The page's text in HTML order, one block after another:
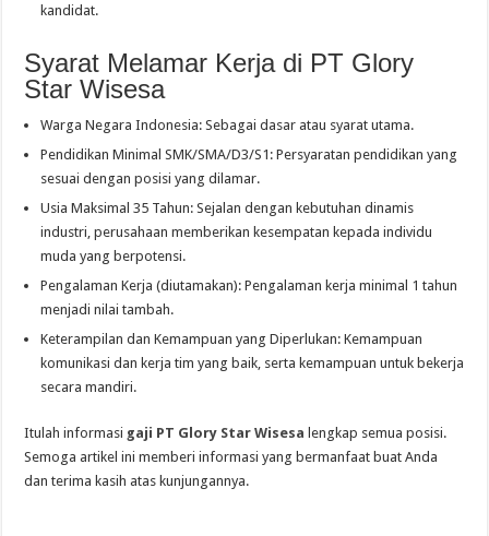
kandidat.
Syarat Melamar Kerja di PT Glory
Star Wisesa
Warga Negara Indonesia: Sebagai dasar atau syarat utama.
Pendidikan Minimal SMK/SMA/D3/S1: Persyaratan pendidikan yang
sesuai dengan posisi yang dilamar.
Usia Maksimal 35 Tahun: Sejalan dengan kebutuhan dinamis
industri, perusahaan memberikan kesempatan kepada individu
muda yang berpotensi.
Pengalaman Kerja (diutamakan): Pengalaman kerja minimal 1 tahun
menjadi nilai tambah.
Keterampilan dan Kemampuan yang Diperlukan: Kemampuan
komunikasi dan kerja tim yang baik, serta kemampuan untuk bekerja
secara mandiri.
Itulah informasi gaji PT Glory Star Wisesa lengkap semua posisi.
Semoga artikel ini memberi informasi yang bermanfaat buat Anda
dan terima kasih atas kunjungannya.